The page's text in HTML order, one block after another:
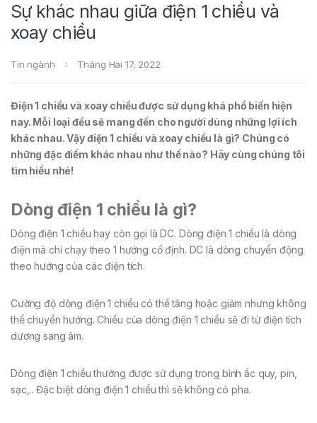
Sự khác nhau giữa điện 1 chiều và
xoay chiều
Tin ngành Tháng Hai 17, 2022
Điện 1 chiều và xoay chiều được sử dụng khá phổ biến hiện
nay. Mỗi loại đều sẽ mang đến cho người dùng những lợi ích
khác nhau. Vậy điện 1 chiều và xoay chiều là gì? Chúng có
những đặc điểm khác nhau như thế nào? Hãy cùng chúng tôi
tìm hiểu nhé!
Dòng điện 1 chiều là gì?
Dòng điện 1 chiều hay còn gọi là DC. Dòng điện 1 chiều là dòng
điện mà chỉ chạy theo 1 hướng cố định. DC là dòng chuyển động
theo hướng của các điện tích.
Cường độ dòng điện 1 chiều có thể tăng hoặc giảm nhưng không
thể chuyển hướng. Chiều của dòng điện 1 chiều sẽ đi từ điện tích
dương sang âm.
Dòng điện 1 chiều thường được sử dụng trong bình ắc quy, pin,
sạc,.. Đặc biệt dòng điện 1 chiều thì sẽ không có pha.